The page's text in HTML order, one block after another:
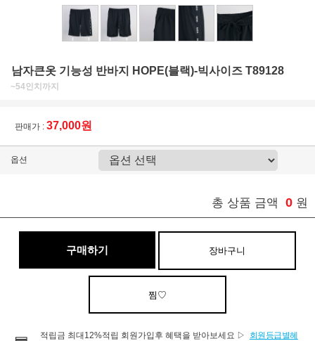
남자큰옷 기능성 반바지 HOPE(블랙)-빅사이즈 T89128
~54인치까지
판매가 : 37,000원
옵션
총 상품 금액 0 원
구매하기 장바구니
찜♡
적립금 최대12%적립 회원가입후 혜택을 받아보세요 ▷
회원등급별혜